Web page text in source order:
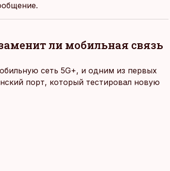
ли мобильная связь
сеть 5G+, и одним из первых
порт, который тестировал новую